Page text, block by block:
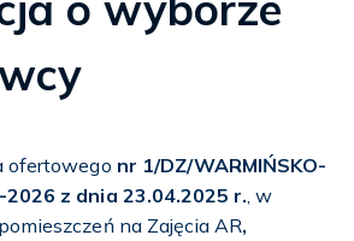
ofertowego nr 1/DZ/WARMIŃSKO-
2026 z dnia 23.04.2025 r. , w
na Zajęcia AR,